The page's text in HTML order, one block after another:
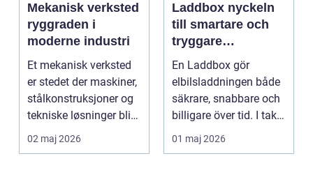
Mekanisk verksted
ryggraden i
moderne industri
Et mekanisk verksted
er stedet der maskiner,
stålkonstruksjoner og
tekniske løsninger blir
holdt i g...
02 maj 2026
Laddbox nyckeln
till smartare och
tryggare
elbilsladdning
hemma
En Laddbox gör
elbilsladdningen både
säkrare, snabbare och
billigare över tid. I takt
med att fler s...
01 maj 2026